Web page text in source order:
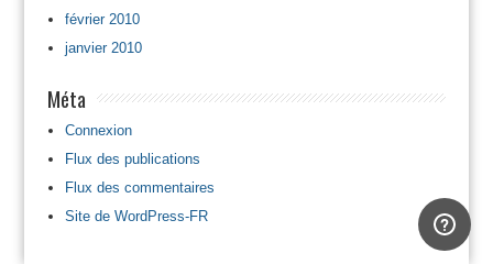
février 2010
janvier 2010
Méta
Connexion
Flux des publications
Flux des commentaires
Site de WordPress-FR